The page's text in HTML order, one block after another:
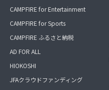
CAMPFIRE for Entertainment
CAMPFIRE for Sports
CAMPFIRE ふるさと納税
AD FOR ALL
HIOKOSHI
JFAクラウドファンディング